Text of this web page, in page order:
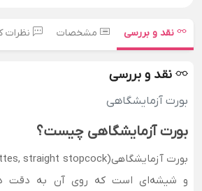
نقد و بررسی مشخصات نظرات
نقد و بررسی
بورت آزمایشگاهی
بورت آزمایشگاهی چیست؟
و شیشه‌ای است که روی آن به دقت